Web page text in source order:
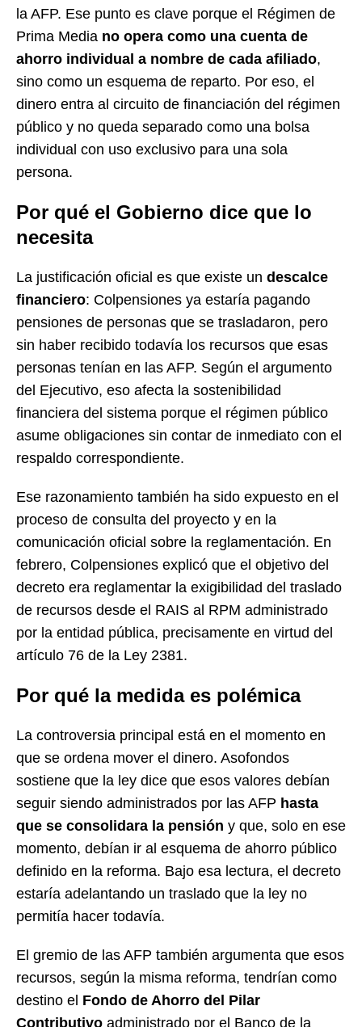
la AFP. Ese punto es clave porque el Régimen de
Prima Media no opera como una cuenta de
ahorro individual a nombre de cada afiliado,
sino como un esquema de reparto. Por eso, el
dinero entra al circuito de financiación del régimen
público y no queda separado como una bolsa
individual con uso exclusivo para una sola
persona.
Por qué el Gobierno dice que lo
necesita
La justificación oficial es que existe un descalce
financiero: Colpensiones ya estaría pagando
pensiones de personas que se trasladaron, pero
sin haber recibido todavía los recursos que esas
personas tenían en las AFP. Según el argumento
del Ejecutivo, eso afecta la sostenibilidad
financiera del sistema porque el régimen público
asume obligaciones sin contar de inmediato con el
respaldo correspondiente.
Ese razonamiento también ha sido expuesto en el
proceso de consulta del proyecto y en la
comunicación oficial sobre la reglamentación. En
febrero, Colpensiones explicó que el objetivo del
decreto era reglamentar la exigibilidad del traslado
de recursos desde el RAIS al RPM administrado
por la entidad pública, precisamente en virtud del
artículo 76 de la Ley 2381.
Por qué la medida es polémica
La controversia principal está en el momento en
que se ordena mover el dinero. Asofondos
sostiene que la ley dice que esos valores debían
seguir siendo administrados por las AFP hasta
que se consolidara la pensión y que, solo en ese
momento, debían ir al esquema de ahorro público
definido en la reforma. Bajo esa lectura, el decreto
estaría adelantando un traslado que la ley no
permitía hacer todavía.
El gremio de las AFP también argumenta que esos
recursos, según la misma reforma, tendrían como
destino el Fondo de Ahorro del Pilar
Contributivo administrado por el Banco de la